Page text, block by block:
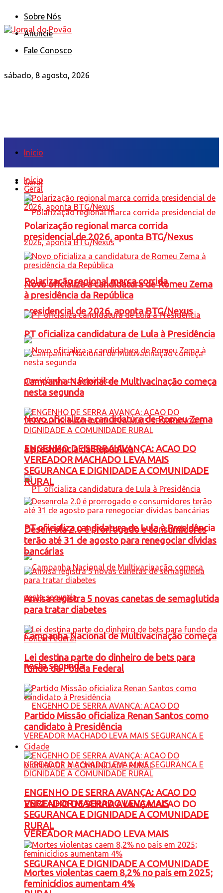
Sobre Nós
Anuncie
Fale Conosco
sábado, 8 agosto, 2026
Início
Geral
Polarização regional marca corrida
presidencial de 2026, aponta BTG/Nexus
Novo oficializa a candidatura de Romeu Zema
à presidência da República
PT oficializa candidatura de Lula à Presidência
Campanha Nacional de Multivacinação começa
nesta segunda
ENGENHO DE SERRA AVANÇA: ACAO DO
VEREADOR MACHADO LEVA MAIS
SEGURANCA E DIGNIDADE A COMUNIDADE
Início
Geral
Polarização regional marca corrida
presidencial de 2026, aponta BTG/Nexus
Novo oficializa a candidatura de Romeu Zema
à presidência da República
PT oficializa candidatura de Lula à Presidência
Campanha Nacional de Multivacinação começa
nesta segunda
ENGENHO DE SERRA AVANÇA: ACAO DO
VEREADOR MACHADO LEVA MAIS
SEGURANCA E DIGNIDADE A COMUNIDADE
RURAL
Desenrola 2.0 é prorrogado e consumidores
terão até 31 de agosto para renegociar dívidas
bancárias
Anvisa registra 5 novas canetas de semaglutida
para tratar diabetes
Lei destina parte do dinheiro de bets para
fundo da Polícia Federal
Partido Missão oficializa Renan Santos como
candidato à Presidência
Cidade
ENGENHO DE SERRA AVANÇA: ACAO DO
VEREADOR MACHADO LEVA MAIS
SEGURANCA E DIGNIDADE A COMUNIDADE
RURAL
Mortes violentas caem 8,2% no país em 2025;
feminicídios aumentam 4%